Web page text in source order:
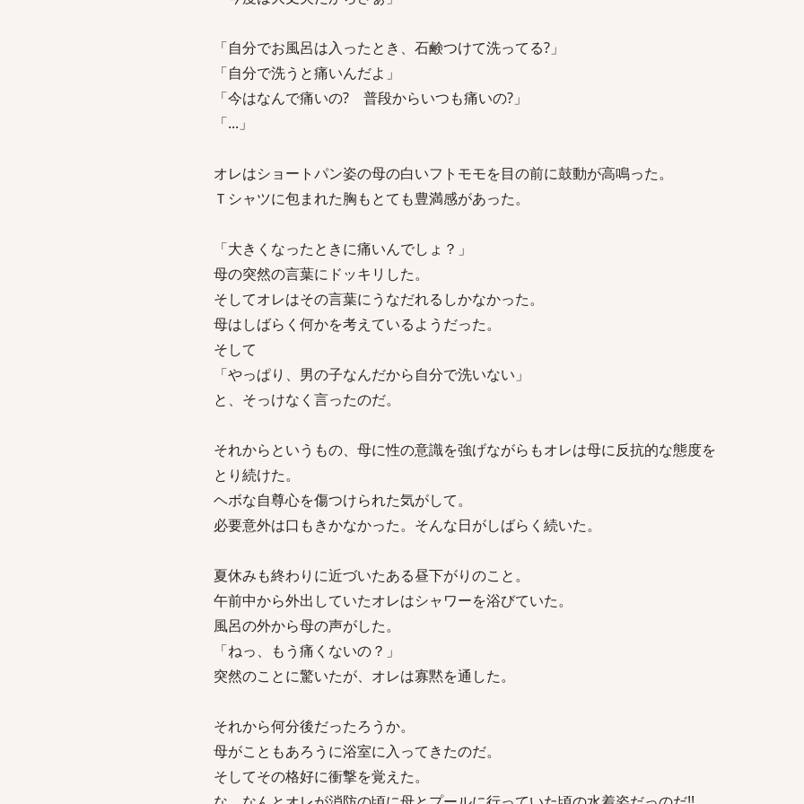
「自分でお風呂は入ったとき、石鹸つけて洗ってる?」
「自分で洗うと痛いんだよ」
「今はなんで痛いの? 普段からいつも痛いの?」
「...」
オレはショートパン姿の母の白いフトモモを目の前に鼓動が高鳴った。
Ｔシャツに包まれた胸もとても豊満感があった。
「大きくなったときに痛いんでしょ？」
母の突然の言葉にドッキリした。
そしてオレはその言葉にうなだれるしかなかった。
母はしばらく何かを考えているようだった。
そして
「やっぱり、男の子なんだから自分で洗いない」
と、そっけなく言ったのだ。
それからというもの、母に性の意識を強げながらもオレは母に反抗的な態度を
とり続けた。
ヘボな自尊心を傷つけられた気がして。
必要意外は口もきかなかった。そんな日がしばらく続いた。
夏休みも終わりに近づいたある昼下がりのこと。
午前中から外出していたオレはシャワーを浴びていた。
風呂の外から母の声がした。
「ねっ、もう痛くないの？」
突然のことに驚いたが、オレは寡黙を通した。
それから何分後だったろうか。
母がこともあろうに浴室に入ってきたのだ。
そしてその格好に衝撃を覚えた。